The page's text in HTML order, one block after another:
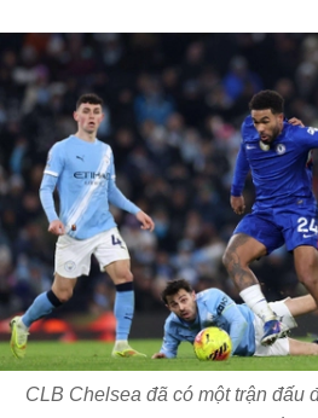
CLB Chelsea đã có một trận đấu